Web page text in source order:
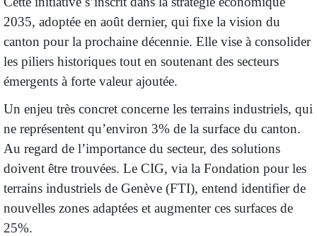
2035, adoptée en août dernier, qui fixe la vision du
canton pour la prochaine décennie. Elle vise à consolider
les piliers historiques tout en soutenant des secteurs
émergents à forte valeur ajoutée.
Un enjeu très concret concerne les terrains industriels, qui
ne représentent qu’environ 3% de la surface du canton.
Au regard de l’importance du secteur, des solutions
doivent être trouvées. Le CIG, via la Fondation pour les
terrains industriels de Genève (FTI), entend identifier de
nouvelles zones adaptées et augmenter ces surfaces de
25%.